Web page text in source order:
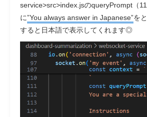
service>src>index.jsのqueryPrompt（
に”You always answer in Japanese”を
すると日本語で表示してくれます◎